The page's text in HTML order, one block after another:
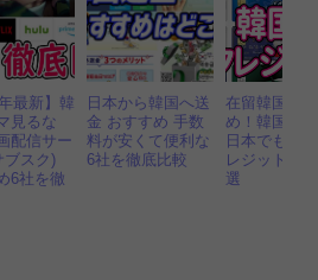
最新】韓
見るな
配信サー
ブスク)
6社を徹
日本から韓国へ送
金 おすすめ 手数
料が安くて便利な
6社を徹底比較
在留韓国人
め！韓国で
日本でもお
レジットカ
選